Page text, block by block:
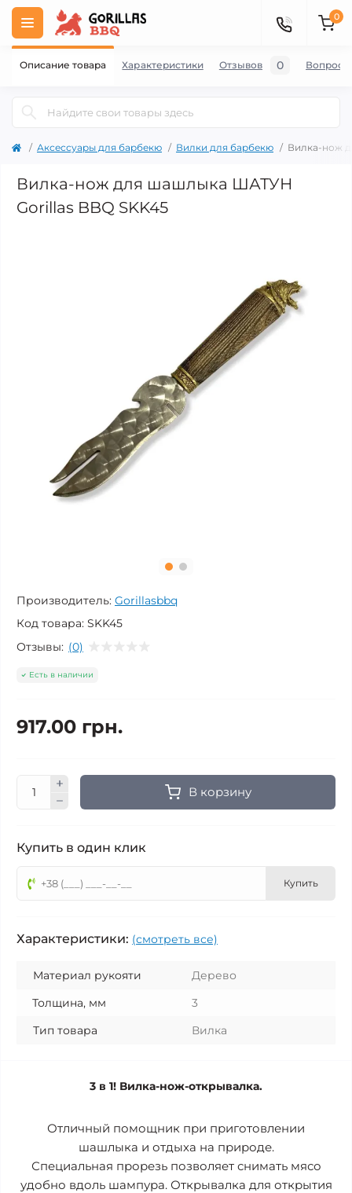
0
Аксессуары для барбекю Вилки для барбекю Вилка-нож
Вилка-нож для шашлыка ШАТУН
Gorillas BBQ SKK45
Производитель: Gorillasbbq
Код товара: SKK45
Отзывы: (0)
Есть в наличии
917.00 грн.
В корзину
Купить в один клик
Купить
Характеристики: (смотреть все)
Материал рукояти
Дерево
Толщина, мм
3
Тип товара
Вилка
Описание товара Характеристики Отзывов 0 Вопросы
3 в 1! Вилка-нож-открывалка.
Отличный помощник при приготовлении
шашлыка и отдыха на природе.
Специальная прорезь позволяет снимать мясо
удобно вдоль шампура. Открывалка для открытия